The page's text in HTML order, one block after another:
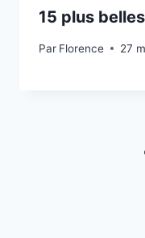
15 plus
Par Florence 27